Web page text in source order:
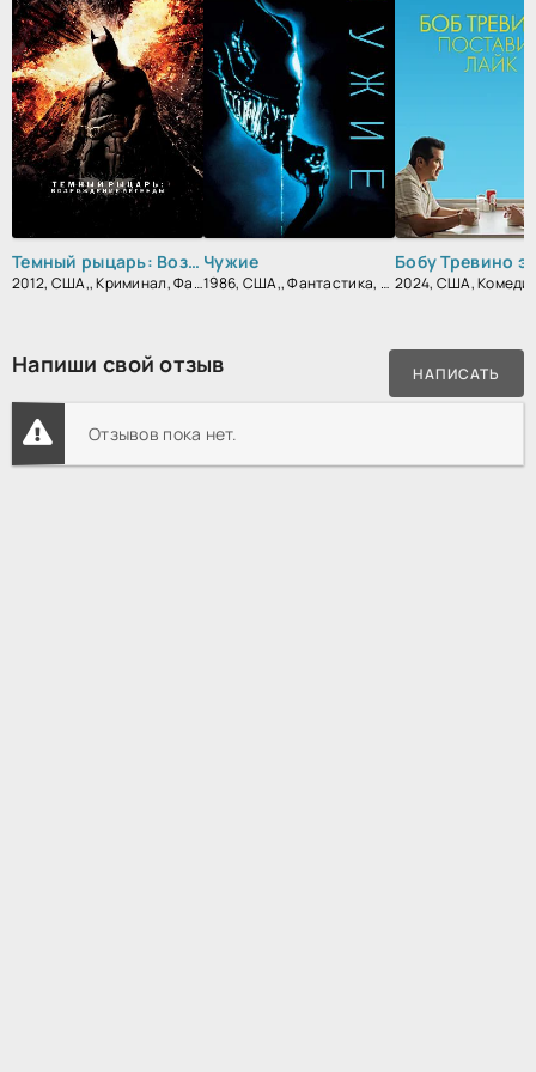
Темный рыцарь: Возрождение легенды
2012, США,, Криминал, Фантастика, Боевик, Триллер, Зарубежный, Драма
Чужие
1986, США,, Фантастика, Боевик, Триллер, Зарубежный
Напиши свой отзыв НАПИСАТЬ
Отзывов пока нет.